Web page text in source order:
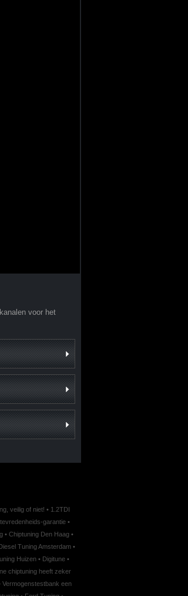
voor het
veilig of niet! • 1.2TDI
garantie •
• Chiptuning Den Haag •
Tuning Amsterdam •
Huizen • Digitune •
chiptuning heeft zeker
Vermogenstestbank een